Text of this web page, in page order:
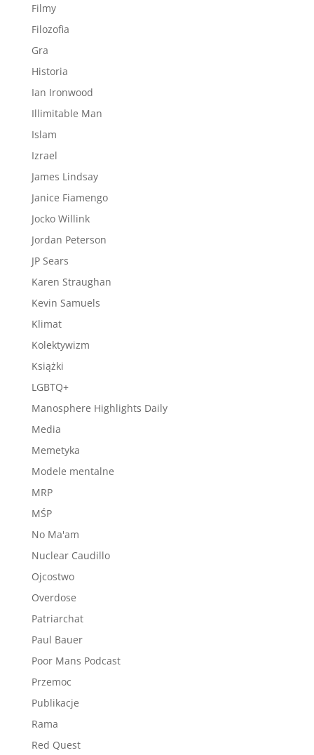
Filmy
Filozofia
Gra
Historia
Ian Ironwood
Illimitable Man
Islam
Izrael
James Lindsay
Janice Fiamengo
Jocko Willink
Jordan Peterson
JP Sears
Karen Straughan
Kevin Samuels
Klimat
Kolektywizm
Książki
LGBTQ+
Manosphere Highlights Daily
Media
Memetyka
Modele mentalne
MRP
MŚP
No Ma'am
Nuclear Caudillo
Ojcostwo
Overdose
Patriarchat
Paul Bauer
Poor Mans Podcast
Przemoc
Publikacje
Rama
Red Quest